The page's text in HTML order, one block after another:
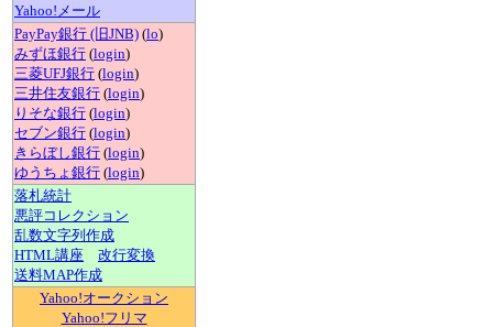
Yahoo!メール
PayPay銀行 (旧JNB) (lo)
みずほ銀行 (login)
三菱UFJ銀行 (login)
三井住友銀行 (login)
りそな銀行 (login)
セブン銀行 (login)
きらぼし銀行 (login)
ゆうちょ銀行 (login)
落札統計
悪評コレクション
乱数文字列作成
HTML講座
改行変換
送料MAP作成
Yahoo!オークション
Yahoo!フリマ